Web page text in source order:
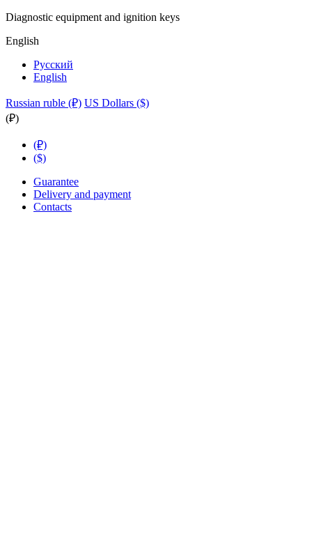
Diagnostic equipment and ignition keys
English
Русский
English
Russian ruble (₽) US Dollars ($)
(₽)
(₽)
($)
Guarantee
Delivery and payment
Contacts